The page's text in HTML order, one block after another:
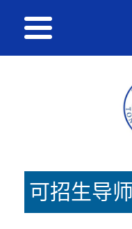
可招生导师